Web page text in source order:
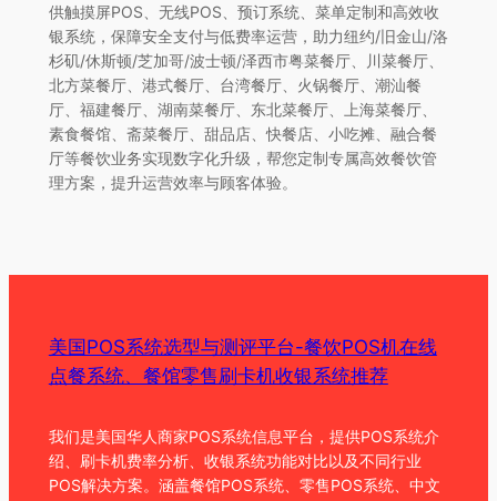
供触摸屏POS、无线POS、预订系统、菜单定制和高效收
银系统，保障安全支付与低费率运营，助力纽约/旧金山/洛
杉矶/休斯顿/芝加哥/波士顿/泽西市粤菜餐厅、川菜餐厅、
北方菜餐厅、港式餐厅、台湾餐厅、火锅餐厅、潮汕餐
厅、福建餐厅、湖南菜餐厅、东北菜餐厅、上海菜餐厅、
素食餐馆、斋菜餐厅、甜品店、快餐店、小吃摊、融合餐
厅等餐饮业务实现数字化升级，帮您定制专属高效餐饮管
理方案，提升运营效率与顾客体验。
美国POS系统选型与测评平台-餐饮POS机在线
点餐系统、餐馆零售刷卡机收银系统推荐
我们是美国华人商家POS系统信息平台，提供POS系统介
绍、刷卡机费率分析、收银系统功能对比以及不同行业
POS解决方案。涵盖餐馆POS系统、零售POS系统、中文